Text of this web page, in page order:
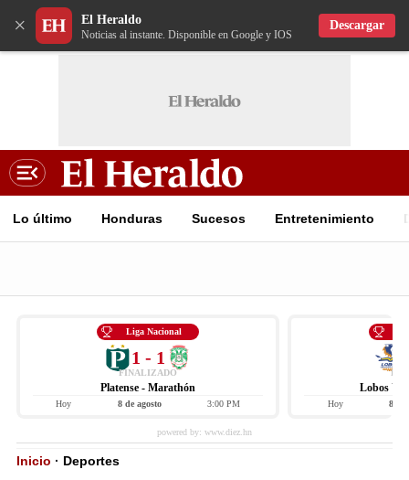
× El Heraldo
Noticias al instante. Disponible en Google y IOS
Descargar
Lo último Honduras Sucesos Entretenimiento
Liga Nacional
1 - 1
FINALIZADO
Platense - Marathón
Hoy 8 de agosto 3:00 PM
Lobos
Hoy 8 de
Inicio · Deportes